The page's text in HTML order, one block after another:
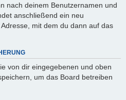
nach deinem Benutzernamen und
anschließend ein neu
mit dem du dann auf das
von dir eingegebenen und oben
um das Board betreiben